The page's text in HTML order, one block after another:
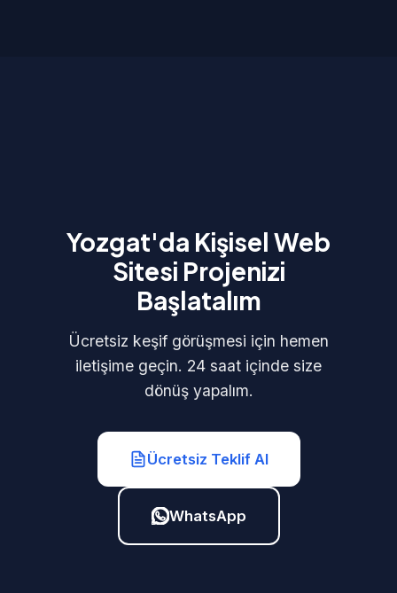
Yozgat'da Kişisel Web
Sitesi Projenizi
Başlatalım
Ücretsiz keşif görüşmesi için hemen
iletişime geçin. 24 saat içinde size
dönüş yapalım.
Ücretsiz Teklif Al
WhatsApp